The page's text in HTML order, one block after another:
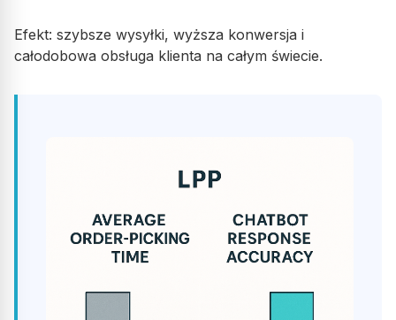
Efekt: szybsze wysyłki, wyższa konwersja i
całodobowa obsługa klienta na całym świecie.